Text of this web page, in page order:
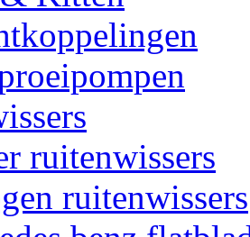
ruitenwissers
ruitenwissers